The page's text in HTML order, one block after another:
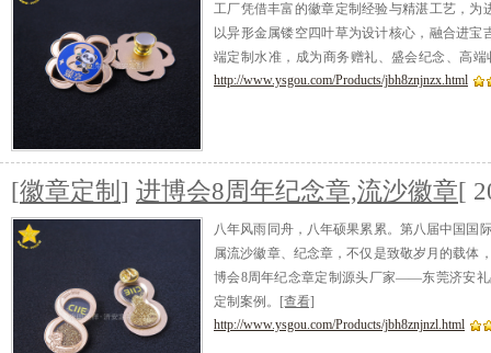
工厂凭借丰富的徽章定制经验与精湛工艺，为
以异形金属镂空四叶草为设计核心，融合进
端定制水准，成为商务赠礼、盛会纪念、高
度。[查看]
http://www.ysgou.com/Products/jbh8znjnzx.html
[徽章定制 ] 进博会8周年纪念章,流沙徽章[
八年风雨同舟，八年硕果累累。第八届中国国
属流沙徽章、纪念章，不仅是致敬岁月的载体
博会8周年纪念章定制源头厂家——东莞济安
定制案例。
[查看]
http://www.ysgou.com/Products/jbh8znjnzl.html